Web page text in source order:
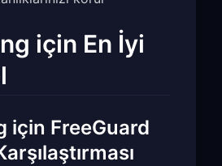
için En İyi
için FreeGuard